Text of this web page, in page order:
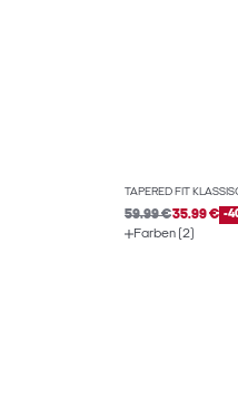
59.99 €35.99 € -
Farben (2)